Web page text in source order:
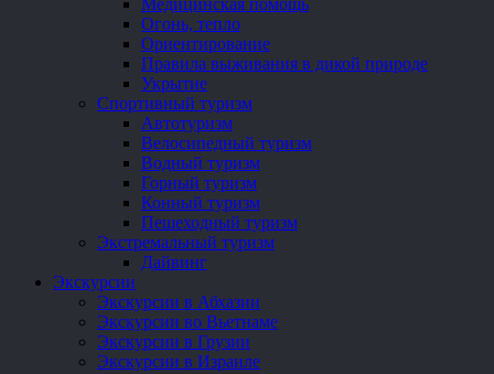
Медицинская помощь
Огонь, тепло
Ориентирование
Правила выживания в дикой природе
Укрытие
Спортивный туризм
Автотуризм
Велосипедный туризм
Водный туризм
Горный туризм
Конный туризм
Пешеходный туризм
Экстремальный туризм
Дайвинг
Экскурсии
Экскурсии в Абхазии
Экскурсии во Вьетнаме
Экскурсии в Грузии
Экскурсии в Израиле